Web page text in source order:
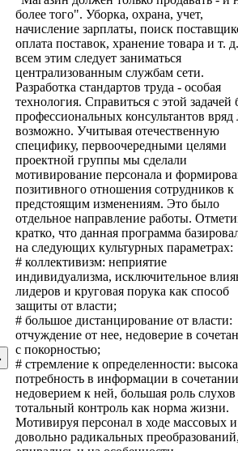
более того". Уборка, охрана, учет,
начисление зарплаты, поиск
оплата поставок, хранение товара и т.
всем этим следует заниматься
централизованным службам сети.
Разработка стандартов труда - особая
технология. Справиться с этой задачей
профессиональных консультантов вряд
возможно. Учитывая отечественную
специфику, первоочередными целями
проектной группы мы сделали
мотивирование персонала и
позитивного отношения сотрудников к
предстоящим изменениям. Это было
отдельное направление работы.
кратко, что данная программа
на следующих культурных параметрах:
# коллективизм: неприятие
индивидуализма, исключительное
лидеров и круговая порука как способ
защиты от власти;
# большое дистанцирование от власти:
отчуждение от нее, недоверие в
с покорностью;
# стремление к определенности:
потребность в информации в
недоверием к ней, большая роль
тотальный контроль как норма жизни.
Мотивируя персонал в ходе массовых и
довольно радикальных